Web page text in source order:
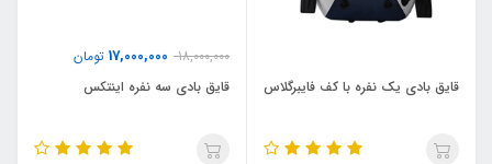
قایق بادی یک نفره با کف فایبرگلاس
18,000,000
17,000,000 تومان
قایق بادی سه نفره اینتکس